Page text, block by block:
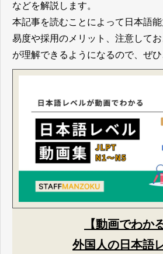
などを解説します。
本記事を読むことによって日本語
易度や採用のメリット、注意して
が理解できるようになるので、ぜひ
【動画でわか
外国人の日本語